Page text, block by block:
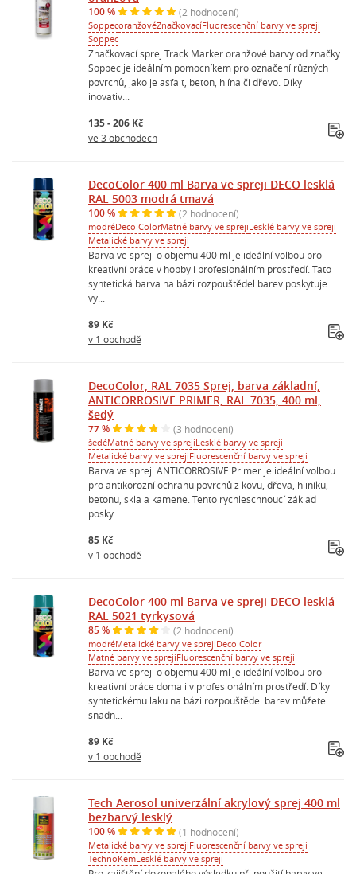
100 % (2 hodnocení)
SoppecoranžovéZnačkovacíFluorescenční barvy ve spreji
Soppec
Značkovací sprej Track Marker oranžové barvy od značky
Soppec je ideálním pomocníkem pro označení různých
povrchů, jako je asfalt, beton, hlína či dřevo. Díky
inovativ...
135 - 206 Kč
ve 3 obchodech
DecoColor 400 ml Barva ve spreji DECO lesklá
RAL 5003 modrá tmavá
100 % (2 hodnocení)
modréDeco ColorMatné barvy ve sprejiLesklé barvy ve spreji
Metalické barvy ve spreji
Barva ve spreji o objemu 400 ml je ideální volbou pro
kreativní práce v hobby i profesionálním prostředí. Tato
syntetická barva na bázi rozpouštědel barev poskytuje
vy...
89 Kč
v 1 obchodě
DecoColor, RAL 7035 Sprej, barva základní,
ANTICORROSIVE PRIMER, RAL 7035, 400 ml,
šedý
77 % (3 hodnocení)
šedéMatné barvy ve sprejiLesklé barvy ve spreji
Metalické barvy ve sprejiFluorescenční barvy ve spreji
Barva ve spreji ANTICORROSIVE Primer je ideální volbou
pro antikorozní ochranu povrchů z kovu, dřeva, hliníku,
betonu, skla a kamene. Tento rychleschnoucí základ
posky...
85 Kč
v 1 obchodě
DecoColor 400 ml Barva ve spreji DECO lesklá
RAL 5021 tyrkysová
85 % (2 hodnocení)
modréMetalické barvy ve sprejiDeco Color
Matné barvy ve sprejiFluorescenční barvy ve spreji
Barva ve spreji o objemu 400 ml je ideální volbou pro
kreativní práce doma i v profesionálním prostředí. Díky
syntetickému laku na bázi rozpouštědel barev můžete
snadn...
89 Kč
v 1 obchodě
Tech Aerosol univerzální akrylový sprej 400 ml
bezbarvý lesklý
100 % (1 hodnocení)
Metalické barvy ve sprejiFluorescenční barvy ve spreji
TechnoKemLesklé barvy ve spreji